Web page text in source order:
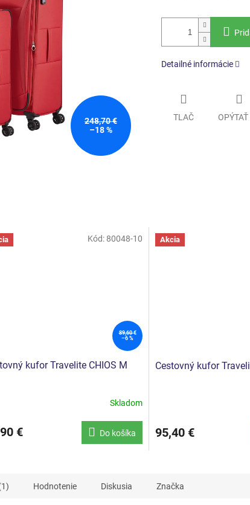
248,70 €
–18 %
Detailné informácie
TLAČ OPÝTAŤ
89,60 €
–6 %
kufor Travelite CHIOS M
Skladom
€ Do košíka
Kód: 80048-10 Akcia
Cestovný kufor
95,40 €
Hodnotenie Diskusia Značka